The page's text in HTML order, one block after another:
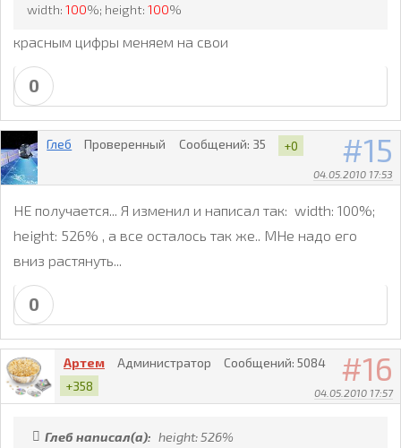
width: 100%; height: 100%
красным цифры меняем на свои
0
15
04.05.2010 17:53
Глеб Проверенный Сообщений: 35 +0
НЕ получается... Я изменил и написал так: width: 100%;
height: 526% , а все осталось так же.. МНе надо его
вниз растянуть...
0
16
04.05.2010 17:57
Артем Администратор Сообщений: 5084
+358
Глеб написал(а): height: 526%